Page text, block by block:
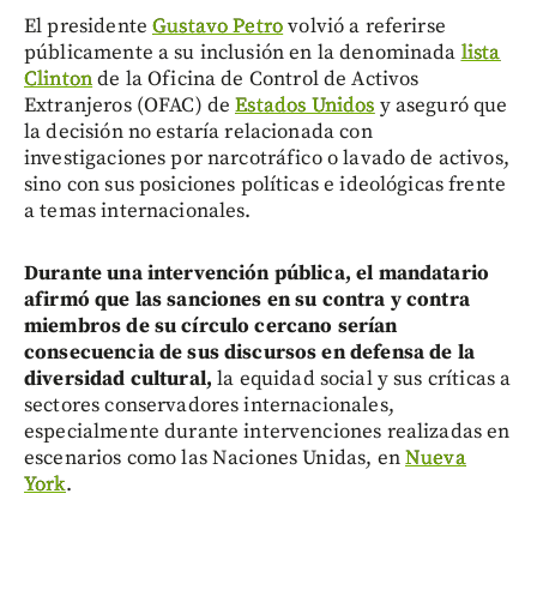
El presidenteGustavo Petrovolvió a referirse
públicamente a su inclusión en la denominada lista
Clintonde la Oficina de Control de Activos
Extranjeros (OFAC) deEstados Unidos y aseguró que
la decisión no estaría relacionada con
investigaciones por narcotráfico o lavado de activos,
sino con sus posiciones políticas e ideológicas frente
a temas internacionales.
Durante una intervención pública, el mandatario
afirmó que las sanciones en su contra y contra
miembros de su círculo cercano serían
consecuencia de sus discursos en defensa de la
diversidad cultural,la equidad social y sus críticas a
sectores conservadores internacionales,
especialmente durante intervenciones realizadas en
escenarios como las Naciones Unidas, enNueva
York.